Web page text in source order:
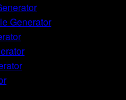
Generator